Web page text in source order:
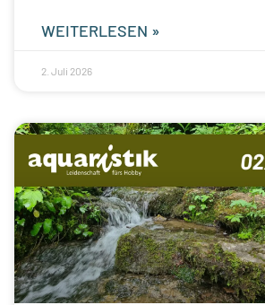
WEITERLESEN »
2. Juli 2026